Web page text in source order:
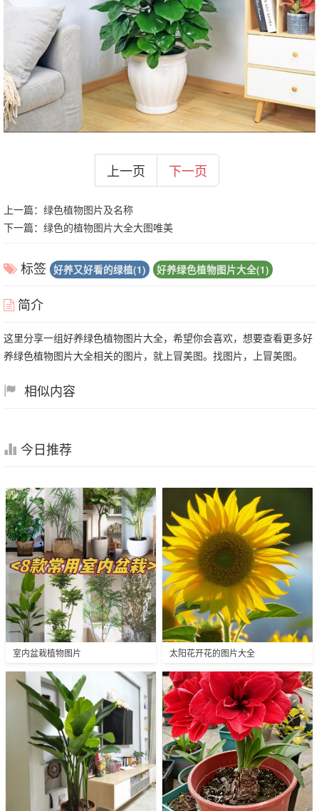
上一页 下一页
上一篇： 绿色植物图片及名称
下一篇： 绿色的植物图片大全大图唯美
标签 好养又好看的绿植(1) 好养绿色植物图片大全(1)
简介
这里分享一组好养绿色植物图片大全，希望你会喜欢，想要查看更多好
养绿色植物图片大全相关的图片，就上冒美图。找图片，上冒美图。
相似内容
今日推荐
室内盆栽植物图片 太阳花开花的图片大全